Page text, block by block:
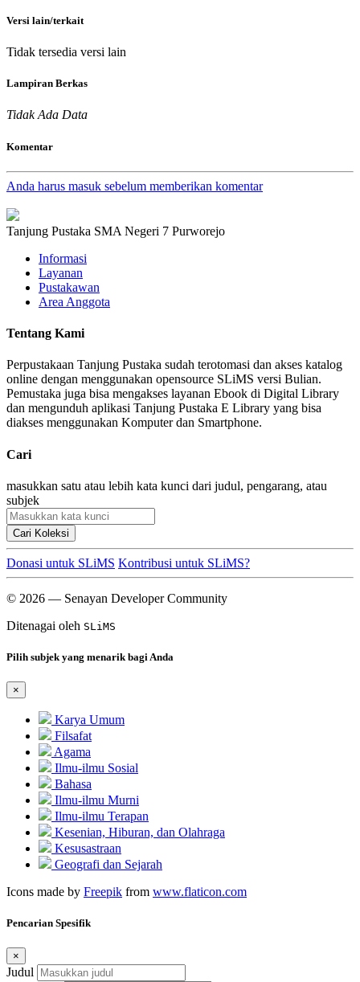
Versi lain/terkait
Tidak tersedia versi lain
Lampiran Berkas
Tidak Ada Data
Komentar
Anda harus masuk sebelum memberikan komentar
Tanjung Pustaka SMA Negeri 7 Purworejo
Informasi
Layanan
Pustakawan
Area Anggota
Tentang Kami
Perpustakaan Tanjung Pustaka sudah terotomasi dan akses katalog
online dengan menggunakan opensource SLiMS versi Bulian.
Pemustaka juga bisa mengakses layanan Ebook di Digital Library
dan mengunduh aplikasi Tanjung Pustaka E Library yang bisa
diakses menggunakan Komputer dan Smartphone.
Cari
masukkan satu atau lebih kata kunci dari judul, pengarang, atau
subjek
Cari Koleksi
Donasi untuk SLiMS Kontribusi untuk SLiMS?
© 2026 — Senayan Developer Community
Ditenagai oleh SLiMS
Pilih subjek yang menarik bagi Anda
×
Karya Umum
Filsafat
Agama
Ilmu-ilmu Sosial
Bahasa
Ilmu-ilmu Murni
Ilmu-ilmu Terapan
Kesenian, Hiburan, dan Olahraga
Kesusastraan
Geografi dan Sejarah
Icons made by Freepik from www.flaticon.com
Pencarian Spesifik
×
Judul